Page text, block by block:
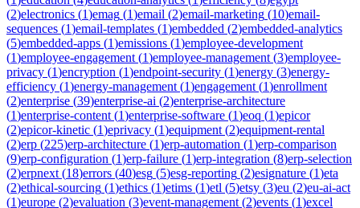
(2)electronics (1)emag (1)email (2)email-marketing (10)email-
sequences (1)email-templates (1)embedded (2)embedded-analytics
(5)embedded-apps (1)emissions (1)employee-development
(1)employee-engagement (1)employee-management (3)employee-
privacy (1)encryption (1)endpoint-security (1)energy (3)energy-
efficiency (1)energy-management (1)engagement (1)enrollment
(2)enterprise (39)enterprise-ai (2)enterprise-architecture
(1)enterprise-content (1)enterprise-software (1)eoq (1)epicor
(2)epicor-kinetic (1)eprivacy (1)equipment (2)equipment-rental
(2)erp (225)erp-architecture (1)erp-automation (1)erp-comparison
(9)erp-configuration (1)erp-failure (1)erp-integration (8)erp-selection
(2)erpnext (18)errors (40)esg (5)esg-reporting (2)esignature (1)eta
(2)ethical-sourcing (1)ethics (1)etims (1)etl (5)etsy (3)eu (2)eu-ai-act
(1)europe (2)evaluation (3)event-management (2)events (1)excel